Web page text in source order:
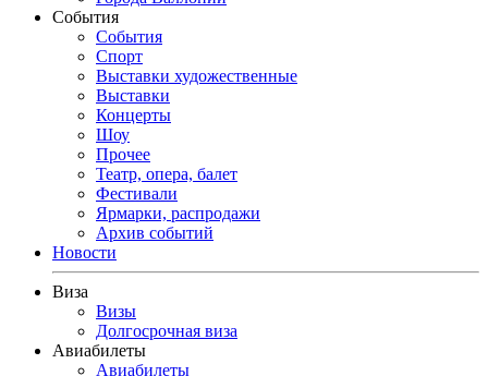
События
События
Спорт
Выставки художественные
Выставки
Концерты
Шоу
Прочее
Театр, опера, балет
Фестивали
Ярмарки, распродажи
Архив событий
Новости
Виза
Визы
Долгосрочная виза
Авиабилеты
Авиабилеты